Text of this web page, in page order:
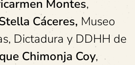
Montes,
Cáceres, Museo
Dictadura y DDHH de
Chimonja Coy,